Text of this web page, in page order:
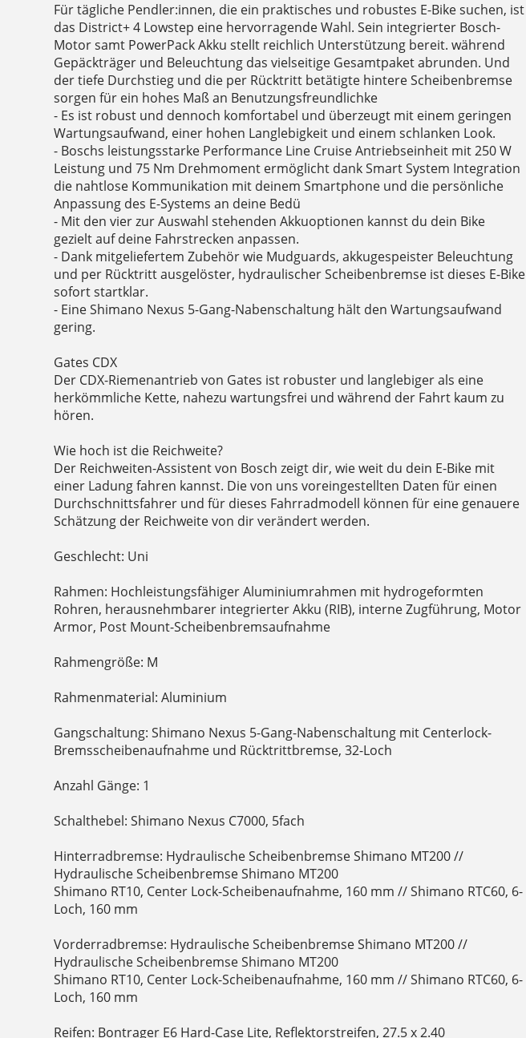
Für tägliche Pendler:innen, die ein praktisches und robustes E-Bike suchen, ist
das District+ 4 Lowstep eine hervorragende Wahl. Sein integrierter Bosch-
Motor samt PowerPack Akku stellt reichlich Unterstützung bereit. während
Gepäckträger und Beleuchtung das vielseitige Gesamtpaket abrunden. Und
der tiefe Durchstieg und die per Rücktritt betätigte hintere Scheibenbremse
sorgen für ein hohes Maß an Benutzungsfreundlichke
- Es ist robust und dennoch komfortabel und überzeugt mit einem geringen
Wartungsaufwand, einer hohen Langlebigkeit und einem schlanken Look.
- Boschs leistungsstarke Performance Line Cruise Antriebseinheit mit 250 W
Leistung und 75 Nm Drehmoment ermöglicht dank Smart System Integration
die nahtlose Kommunikation mit deinem Smartphone und die persönliche
Anpassung des E-Systems an deine Bedü
- Mit den vier zur Auswahl stehenden Akkuoptionen kannst du dein Bike
gezielt auf deine Fahrstrecken anpassen.
- Dank mitgeliefertem Zubehör wie Mudguards, akkugespeister Beleuchtung
und per Rücktritt ausgelöster, hydraulischer Scheibenbremse ist dieses E-Bike
sofort startklar.
- Eine Shimano Nexus 5-Gang-Nabenschaltung hält den Wartungsaufwand
gering.
Gates CDX
Der CDX-Riemenantrieb von Gates ist robuster und langlebiger als eine
herkömmliche Kette, nahezu wartungsfrei und während der Fahrt kaum zu
hören.
Wie hoch ist die Reichweite?
Der Reichweiten-Assistent von Bosch zeigt dir, wie weit du dein E-Bike mit
einer Ladung fahren kannst. Die von uns voreingestellten Daten für einen
Durchschnittsfahrer und für dieses Fahrradmodell können für eine genauere
Schätzung der Reichweite von dir verändert werden.
Geschlecht: Uni
Rahmen: Hochleistungsfähiger Aluminiumrahmen mit hydrogeformten
Rohren, herausnehmbarer integrierter Akku (RIB), interne Zugführung, Motor
Armor, Post Mount-Scheibenbremsaufnahme
Rahmengröße: M
Rahmenmaterial: Aluminium
Gangschaltung: Shimano Nexus 5-Gang-Nabenschaltung mit Centerlock-
Bremsscheibenaufnahme und Rücktrittbremse, 32-Loch
Anzahl Gänge: 1
Schalthebel: Shimano Nexus C7000, 5fach
Hinterradbremse: Hydraulische Scheibenbremse Shimano MT200 //
Hydraulische Scheibenbremse Shimano MT200
Shimano RT10, Center Lock-Scheibenaufnahme, 160 mm // Shimano RTC60, 6-
Loch, 160 mm
Vorderradbremse: Hydraulische Scheibenbremse Shimano MT200 //
Hydraulische Scheibenbremse Shimano MT200
Shimano RT10, Center Lock-Scheibenaufnahme, 160 mm // Shimano RTC60, 6-
Loch, 160 mm
Reifen: Bontrager E6 Hard-Case Lite, Reflektorstreifen, 27.5 x 2.40